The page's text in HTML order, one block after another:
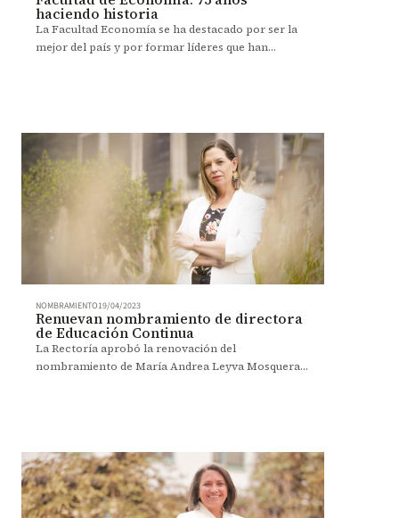
haciendo historia
La Facultad Economía se ha destacado por ser la
mejor del país y por formar líderes que han
NOMBRAMIENTO19/04/2023
Renuevan nombramiento de directora
de Educación Continua
La Rectoría aprobó la renovación del
nombramiento de María Andrea Leyva Mosquera